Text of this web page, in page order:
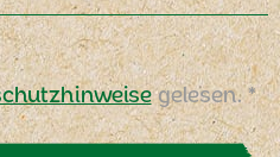
gelesen. *